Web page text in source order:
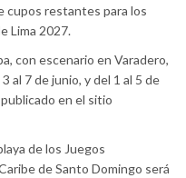
cupos restantes para los
Lima 2027.
con escenario en Varadero,
al 7 de junio, y del 1 al 5 de
en el sitio
de los Juegos
de Santo Domingo será